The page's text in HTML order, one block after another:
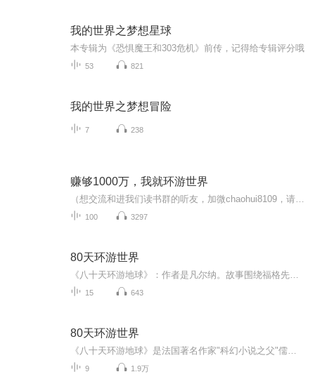
我的世界之梦想星球
本专辑为《恐惧魔王和303危机》前传，记得给专辑评分哦
53 821
我的世界之梦想冒险
7 238
赚够1000万，我就环游世界
100 3297
80天环游世界
15 643
80天环游世界
9 1.9万